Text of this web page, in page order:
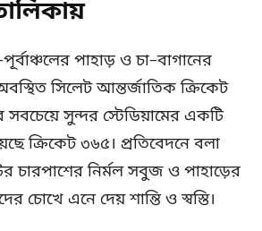
পাহাড় ও চা–বাগানের
সিলেট আন্তর্জাতিক ক্রিকেট
সবচেয়ে সুন্দর স্টেডিয়ামের একটি
ক্রিকেট ৩৬৫। প্রতিবেদনে বলা
চারপাশের নির্মল সবুজ ও পাহাড়ের
চোখে এনে দেয় শান্তি ও স্বস্তি।